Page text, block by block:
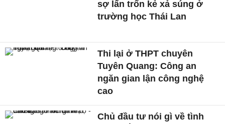
sợ lẩn trốn kẻ xả súng ở
trường học Thái Lan
Thi lại ở THPT chuyên
Tuyên Quang: Công an
ngăn gian lận công nghệ
cao
Chủ đầu tư nói gì về tình